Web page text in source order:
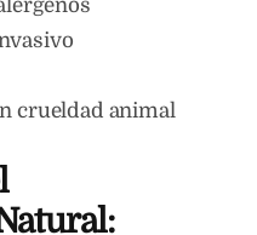
crueldad animal